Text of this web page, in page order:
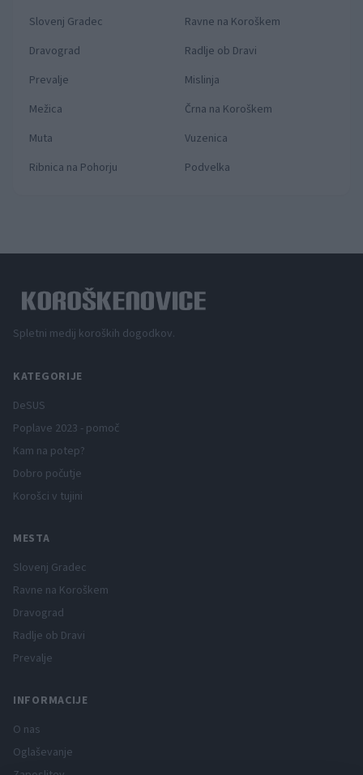
Slovenj Gradec
Ravne na Koroškem
Dravograd
Radlje ob Dravi
Prevalje
Mislinja
Mežica
Črna na Koroškem
Muta
Vuzenica
Ribnica na Pohorju
Podvelka
Spletni medij koroških dogodkov.
KATEGORIJE
DeSUS
Poplave 2023 - pomoč
Kam na potep?
Dobro počutje
Korošci v tujini
MESTA
Slovenj Gradec
Ravne na Koroškem
Dravograd
Radlje ob Dravi
Prevalje
INFORMACIJE
O nas
Oglaševanje